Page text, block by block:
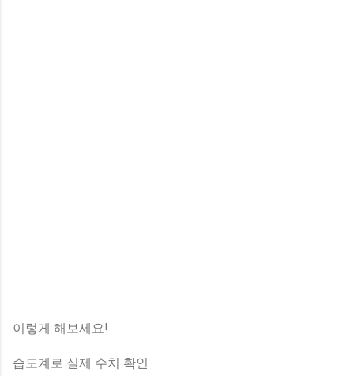
이렇게 해보세요!
습도계로 실제 수치 확인